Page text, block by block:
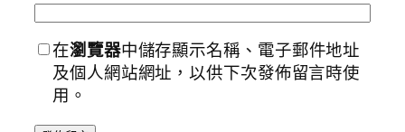
在瀏覽器中儲存顯示名稱、電子郵件地址
及個人網站網址，以供下次發佈留言時使
用。